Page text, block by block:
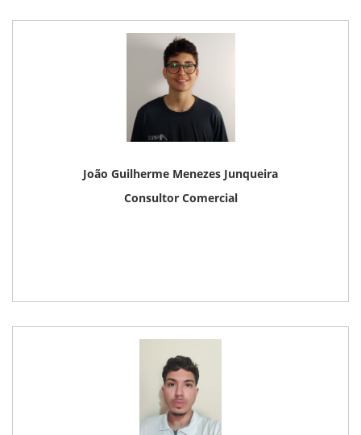
João Guilherme Menezes Junqueira
Consultor Comercial